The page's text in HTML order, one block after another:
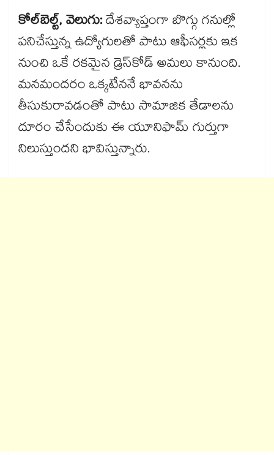
కోల్​బెల్ట్, వెలుగు:దేశవ్యాప్తంగా బొగ్గు గనుల్లో
పనిచేస్తున్న ఉద్యోగులతో పాటు ఆఫీసర్లకు ఇక
నుంచి ఒకే రకమైన డ్రెస్​కోడ్ అమలు కానుంది.
మనమందరం ఒక్కటేననే భావనను
తీసుకురావడంతో పాటు సామాజిక తేడాలను
దూరం చేసేందుకు ఈ యూనిఫామ్​ గుర్తుగా
నిలుస్తుందని భావిస్తున్నారు.